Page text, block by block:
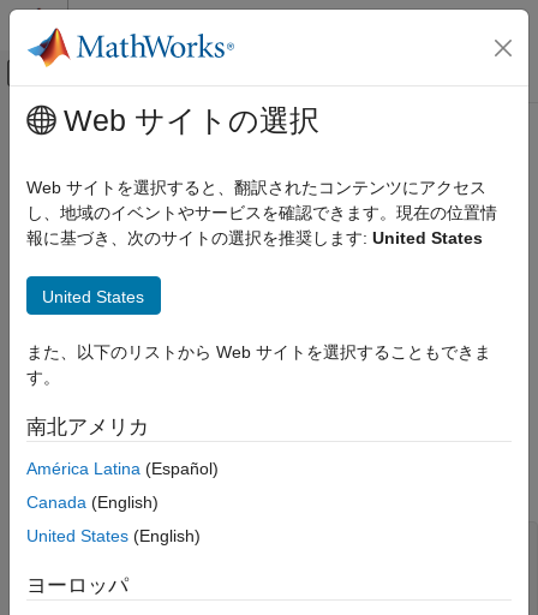
コンテンツへスキップ
オフキャンバス ナビゲーション メ
ドキュメンテーションのホーム
Simulink Supported Hardware
Arduino Hardware
ON THIS PAGE
メインコンテンツ
Set Output Port Properties
Step 5 of 6 inCreate a Digital Read Block
4
6
The Source.m
output port properties.
methods (Access=protected)
...
Web サイトの選択
Web サイトを選択すると、翻訳されたコンテンツにアクセス
し、地域のイベントやサービスを確認できます。現在の位置情
報に基づき、次のサイトの選択を推奨します: United States
United States
また、以下のリストから Web サイトを選択することもできま
す。
南北アメリカ
América Latina (Español)
Canada (English)
United States (English)
ヨーロッパ